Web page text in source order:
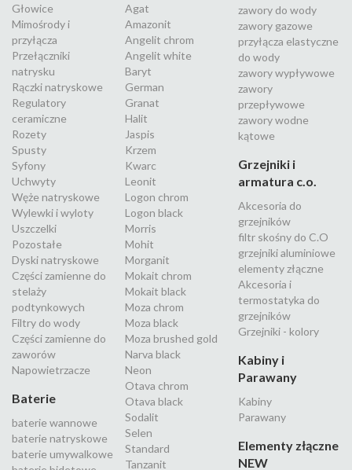
Głowice
Mimośrody i
przyłącza
Przełączniki
natrysku
Rączki natryskowe
Regulatory
ceramiczne
Rozety
Spusty
Syfony
Uchwyty
Węże natryskowe
Wylewki i wyloty
Uszczelki
Pozostałe
Dyski natryskowe
Części zamienne do
stelaży
podtynkowych
Filtry do wody
Części zamienne do
zaworów
Napowietrzacze
Baterie
baterie wannowe
baterie natryskowe
baterie umywalkowe
Agat
Amazonit
Angelit chrom
Angelit white
Baryt
German
Granat
Halit
Jaspis
Krzem
Kwarc
Leonit
Logon chrom
Logon black
Morris
Mohit
Morganit
Mokait chrom
Mokait black
Moza chrom
Moza black
Moza brushed gold
Narva black
Neon
Otava chrom
Otava black
Sodalit
Selen
Standard
Tanzanit
zawory do wody
zawory gazowe
przyłącza elastyczne
do wody
zawory wypływowe
zawory
przepływowe
zawory wodne
kątowe
Grzejniki i
armatura c.o.
Akcesoria do
grzejników
filtr skośny do C.O
grzejniki aluminiowe
elementy złączne
Akcesoria i
termostatyka do
grzejników
Grzejniki - kolory
Kabiny i
Parawany
Kabiny
Parawany
Elementy złączne
NEW